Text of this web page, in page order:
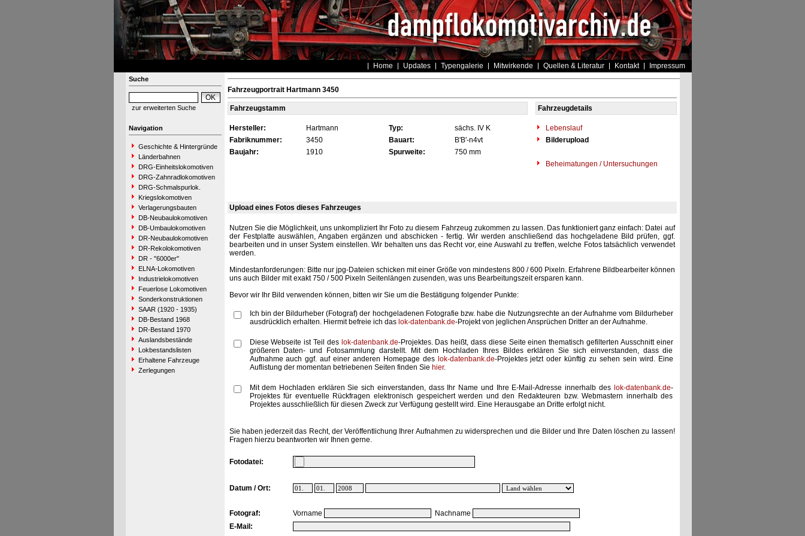
Home Updates Typengalerie Mitwirkende Quellen & Literatur Kontakt Impressum
Suche
zur erweiterten Suche
Navigation
Geschichte & Hintergründe
Länderbahnen
DRG-Einheitslokomotiven
DRG-Zahnradlokomotiven
DRG-Schmalspurlok.
Kriegslokomotiven
Verlagerungsbauten
DB-Neubaulokomotiven
DB-Umbaulokomotiven
DR-Neubaulokomotiven
DR-Rekolokomotiven
DR - "6000er"
ELNA-Lokomotiven
Industrielokomotiven
Feuerlose Lokomotiven
Sonderkonstruktionen
SAAR (1920 - 1935)
DB-Bestand 1968
DR-Bestand 1970
Auslandsbestände
Lokbestandslisten
Erhaltene Fahrzeuge
Zerlegungen
Fahrzeugportrait Hartmann 3450
Fahrzeugstamm Fahrzeugdetails
Hersteller: Hartmann Typ: sächs. IV K
Lebenslauf
Fabriknummer:
3450 Bauart: B'B'-n4vt
Bilderupload
Baujahr:
1910 Spurweite:
750 mm
Beheimatungen / Untersuchungen
Upload eines Fotos dieses Fahrzeuges
Nutzen Sie die Möglichkeit, uns unkompliziert Ihr Foto zu diesem Fahrzeug zukommen zu lassen. Das funktioniert ganz einfach: Datei auf
der Festplatte auswählen, Angaben ergänzen und abschicken - fertig. Wir werden anschließend das hochgeladene Bild prüfen, ggf.
bearbeiten und in unser System einstellen. Wir behalten uns das Recht vor, eine Auswahl zu treffen, welche Fotos tatsächlich verwendet
werden.
Mindestanforderungen: Bitte nur jpg-Dateien schicken mit einer Größe von mindestens 800 / 600 Pixeln. Erfahrene Bildbearbeiter können
uns auch Bilder mit exakt 750 / 500 Pixeln Seitenlängen zusenden, was uns Bearbeitungszeit ersparen kann.
Bevor wir Ihr Bild verwenden können, bitten wir Sie um die Bestätigung folgender Punkte:
Ich bin der Bildurheber (Fotograf) der hochgeladenen Fotografie bzw. habe die Nutzungsrechte an der Aufnahme vom Bildurheber
ausdrücklich erhalten. Hiermit befreie ich das lok-datenbank.de-Projekt von jeglichen Ansprüchen Dritter an der Aufnahme.
Diese Webseite ist Teil des lok-datenbank.de-Projektes. Das heißt, dass diese Seite einen thematisch gefilterten Ausschnitt einer
größeren Daten- und Fotosammlung darstellt. Mit dem Hochladen Ihres Bildes erklären Sie sich einverstanden, dass die
Aufnahme auch ggf. auf einer anderen Homepage des lok-datenbank.de-Projektes jetzt oder künftig zu sehen sein wird. Eine
Auflistung der momentan betriebenen Seiten finden Sie hier.
Mit dem Hochladen erklären Sie sich einverstanden, dass Ihr Name und Ihre E-Mail-Adresse innerhalb des lok-datenbank.de-
Projektes für eventuelle Rückfragen elektronisch gespeichert werden und den Redakteuren bzw. Webmastern innerhalb des
Projektes ausschließlich für diesen Zweck zur Verfügung gestellt wird. Eine Herausgabe an Dritte erfolgt nicht.
Sie haben jederzeit das Recht, der Veröffentlichung Ihrer Aufnahmen zu widersprechen und die Bilder und Ihre Daten löschen zu lassen!
Fragen hierzu beantworten wir Ihnen gerne.
Fotodatei:
Datum / Ort:
Fotograf: Vorname
Nachname
E-Mail: